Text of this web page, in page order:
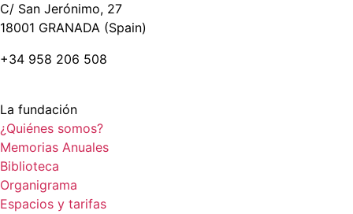
C/ San Jerónimo, 27
18001 GRANADA (Spain)
+34 958 206 508
La fundación
¿Quiénes somos?
Memorias Anuales
Biblioteca
Organigrama
Espacios y tarifas